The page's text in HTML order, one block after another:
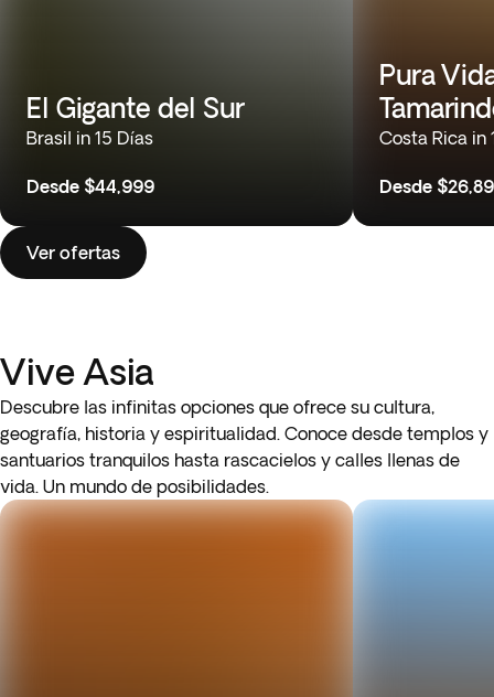
El Gigante del Sur
Brasil in 15 Días
Desde $44,999
Pura
Costa Rica in
Desde
Ver ofertas
Vive Asia
Descubre las infinitas opciones que ofrece su cultura,
geografía, historia y espiritualidad. Conoce desde templos y
santuarios tranquilos hasta rascacielos y calles llenas de
vida. Un mundo de posibilidades.